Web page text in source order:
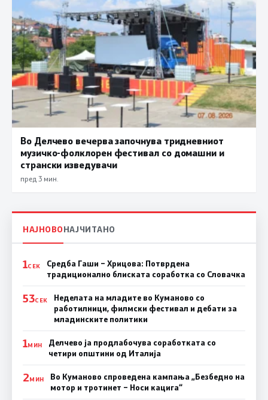
Во Делчево вечерва започнува тридневниот
музичко-фолклорен фестивал со домашни и
странски изведувачи
пред 3 мин.
НАЈНОВОНАЈЧИТАНО
1СЕК
Средба Гаши – Хрицова: Потврдена
традиционално блиската соработка со Словачка
53СЕК
Неделата на младите во Куманово со
работилници, филмски фестивал и дебати за
младинските политики
1МИН
Делчево ја продлабочува соработката со
четири општини од Италија
2МИН
Во Куманово спроведена кампања „Безбедно на
мотор и тротинет – Носи кацига“